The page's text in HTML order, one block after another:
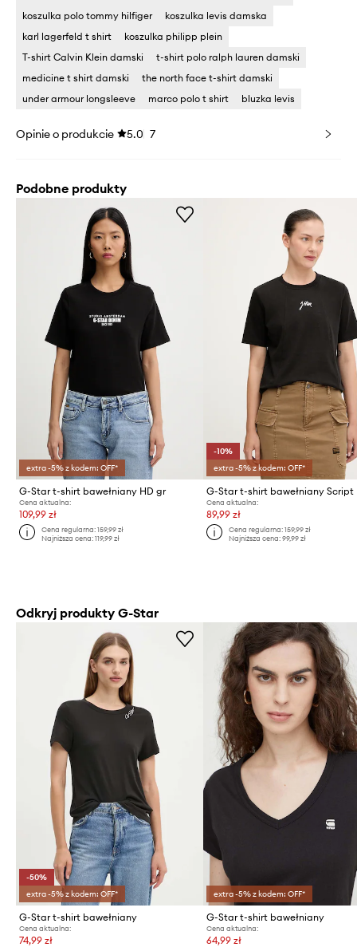
koszulka polo tommy hilfiger
koszulka levis damska
karl lagerfeld t shirt
koszulka philipp plein
T-shirt Calvin Klein damski
t-shirt polo ralph lauren damski
medicine t shirt damski
the north face t-shirt damski
under armour longsleeve
marco polo t shirt bluzka levis
Opinie o produkcie 5.0 7
Podobne produkty
extra -5% z kodem: OFF*
G-Star t-shirt bawełniany HD gr
Cena aktualna:
109,99 zł
Cena regularna:159,99 zł
Najniższa cena:119,99 zł
-10%
extra -5% z kodem: OFF*
G-Star t-shirt bawełniany Script
Cena aktualna:
89,99 zł
Cena regularna: 159,99 zł
Najniższa cena: 99,99 zł
Odkryj produkty G-Star
-50%
extra -5% z kodem: OFF*
G-Star t-shirt bawełniany
Cena aktualna:
74,99 zł
extra -5% z kodem: OFF*
G-Star t-shirt bawełniany
Cena aktualna:
64,99 zł